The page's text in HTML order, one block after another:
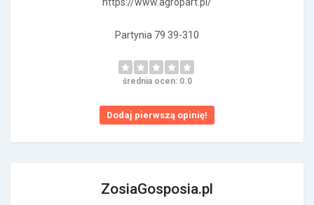
Partynia 79 39-310
średnia ocen: 0.0
Dodaj pierwszą opinię!
ZosiaGosposia.pl